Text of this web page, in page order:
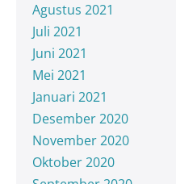
Agustus 2021
Juli 2021
Juni 2021
Mei 2021
Januari 2021
Desember 2020
November 2020
Oktober 2020